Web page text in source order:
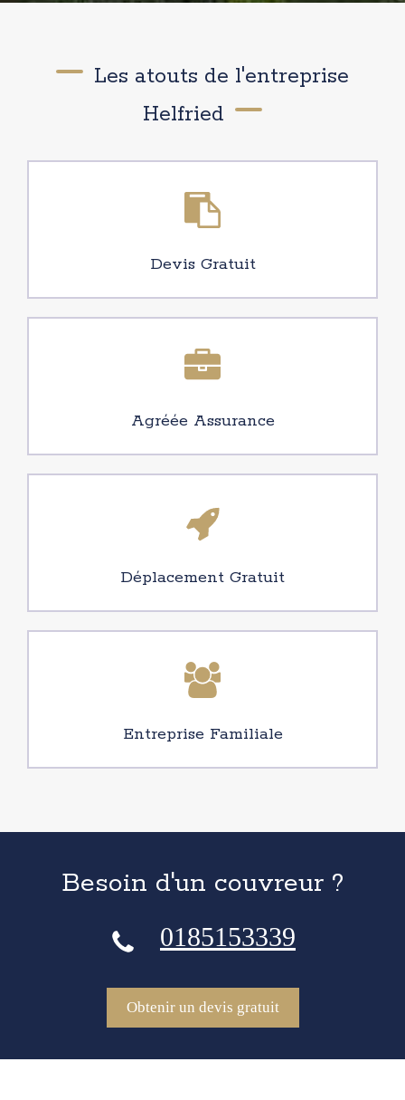
Les atouts de l'entreprise
Helfried
Devis Gratuit
Agréée Assurance
Déplacement Gratuit
Entreprise Familiale
Besoin d'un couvreur ?
0185153339
Obtenir un devis gratuit